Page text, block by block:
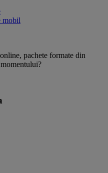
mobil
pachete formate din